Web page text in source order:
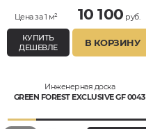
Цена за 1 м² 10 100 руб.
КУПИТЬ
ДЕШЕВЛЕ
В КОРЗИНУ
Инженерная доска
GREEN FOREST EXCLUSIVE GF 0043